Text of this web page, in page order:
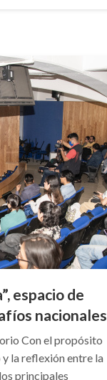
espacio de
nacionales
Con el propósito
la reflexión entre la
principales